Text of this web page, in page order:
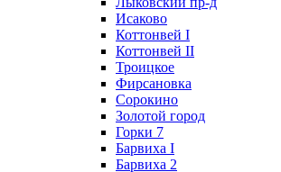
Исаково
Коттонвей I
Коттонвей II
Троицкое
Фирсановка
Сорокино
Золотой город
Горки 7
Барвиха I
Барвиха 2